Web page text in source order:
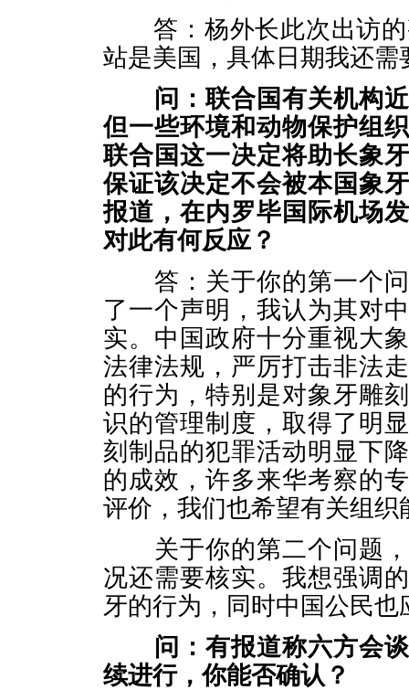
答：杨外长此次出访的
站是美国，具体日期我还需
问：联合国有关机构
但一些环境和动物保护组
联合国这一决定将助长象
保证该决定不会被本国象
报道，在内罗毕国际机场
对此有何反应？
答：关于你的第一个问
了一个声明，我认为其对
实。中国政府十分重视大
法律法规，严厉打击非法
的行为，特别是对象牙雕
识的管理制度，取得了明
刻制品的犯罪活动明显下
的成效，许多来华考察的
评价，我们也希望有关组织
关于你的第二个问题，
况还需要核实。我想强调
牙的行为，同时中国公民也
问：有报道称六方会
续进行，你能否确认？